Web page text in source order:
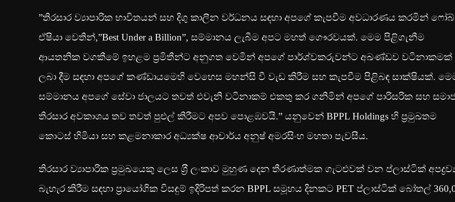
”තිරසාර ව්‍යාපාරික භාවිතයන් සහ දිගු කාලීන වර්ධනය සඳහා අපගේ කැපවීම අවධාරණය කරමින්
ඒෂියා වෙතින්,”Best Under a Billion”, සම්මානය ලැබීම අපට මහත් ගෞරවයක්. මෙම පිළිගැනීම
ආයතනික වගකීමේ ඉහළම ප‍්‍රමිතීන්ට අනුගත වෙමින් අපගේ පාර්ශ්වකරුවන්ට අඛණ්ඩව වටිනාකමක්
ලබා දීම සඳහා අපගේ කණ්ඩායමෙහි වෙහෙස මහන්සි වී වැඩ කිරීම සහ කැපවීම පිළිබඳ සාක්ෂියක්.
සම්මානය අපගේ සේවා ජාලයට තවත් එවැනි වටිනාකම් එකතු කර ගනිමින් අපගේ පාරිසරික සහ
තිරසාර අවකාශය තව තවත් පුළුල් කිරීමට අපව පොළඹවයි.” යනුවෙන් BPPL Holdings හි ප‍්‍රමුඛතම
කොටස් හිමියා සහ කළමනාකාර අධ්‍යක්ෂ ආචාර්ය අනුෂ් අමරසිංහ මහතා පැවසීය.
තිරසාර ව්‍යාපාරික ප‍්‍රමුඛයෙකු ලෙස ශ‍්‍රී ලංකාව මුහුණ දෙන තීරණාත්මක ගැටළුවක් වන ප්ලාස්ටික්
බැහැර කිරීම සඳහා ප‍්‍රායෝගික විසඳුම් ඉදිරිපත් කරන BPPL සමූහය දිනකට PET ප්ලාස්ටික් බෝතල්